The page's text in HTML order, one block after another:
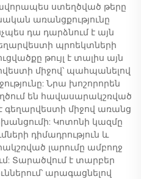
ստեղծված թերը
առանցքությունը
դա դարձնում է այն
պրոեկտների
թույլ է տալիս այն
միջով՝ պահպանելով
Նրա խոշորորեն
են հավասարակշռված
գեղարվեստի միջով առանց
Կոտոնի կազմը
դիմադրություն և
լարումը ամբողջ
Տարածվում է տարբեր
արագացնելով